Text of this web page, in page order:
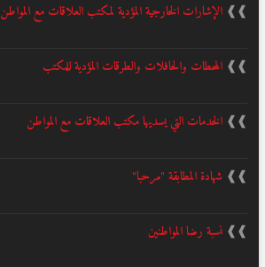
❱❱ الإشارات الخارجية المؤدية لمكتب العلاقات مع المواطن
❱❱ المحطات والحافلات والطرقات المؤدية للمكتب
❱❱ الخدمات التي يسديها مكتب العلاقات مع المواطن
❱❱ شهادة المطابقة "مرحبا"
❱❱ نسبة رضا المواطنين